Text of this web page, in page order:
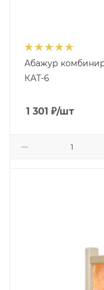
Абажур
КАТ-6
1 301 ₽/шт